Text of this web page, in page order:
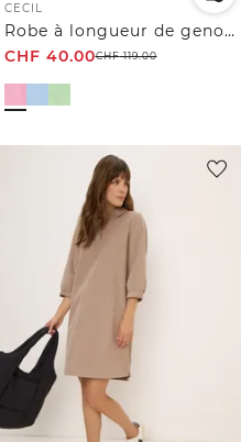
CECIL
Robe à longueur de genou avec capuche
CHF 40.00CHF119.00